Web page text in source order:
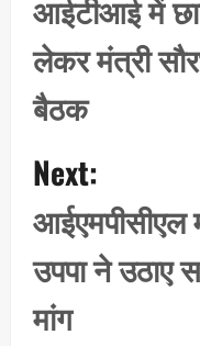
t
n
a
v
i
g
a
t
i
o
आईटीआई में
लेकर मंत्री
बैठक
Next:
आईएमपीसीएल
उपपा ने उठाए
मांग